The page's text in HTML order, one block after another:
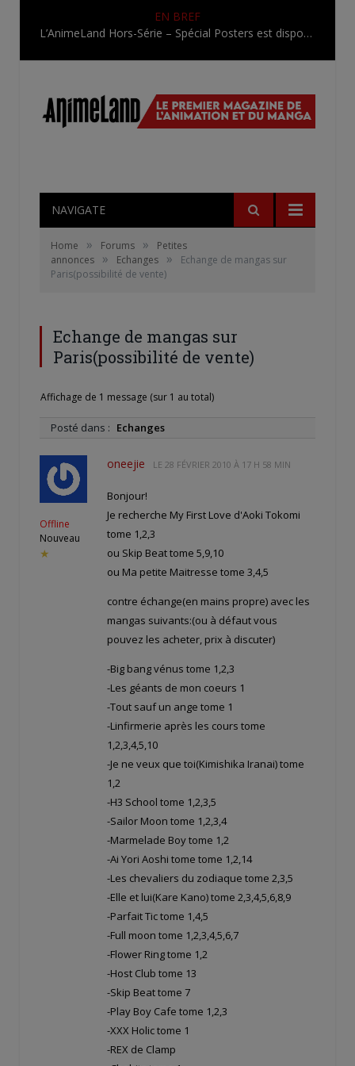
EN BREF
L’AnimeLand Hors-Série – Spécial Posters est disponible !
NAVIGATE
Home » Forums »
Petites
annonces
» Echanges »
Echange de mangas sur
Paris(possibilité de vente)
Echange de mangas sur
Paris(possibilité de vente)
Affichage de 1 message (sur 1 au total)
Posté dans : Echanges
Offline
Nouveau
★
oneejie LE 28 FÉVRIER 2010 À 17 H 58 MIN
Bonjour!
Je recherche My First Love d'Aoki Tokomi
tome 1,2,3
ou Skip Beat tome 5,9,10
ou Ma petite Maitresse tome 3,4,5
contre échange(en mains propre) avec les
mangas suivants:(ou à défaut vous
pouvez les acheter, prix à discuter)
-Big bang vénus tome 1,2,3
-Les géants de mon coeurs 1
-Tout sauf un ange tome 1
-Linfirmerie après les cours tome
1,2,3,4,5,10
-Je ne veux que toi(Kimishika Iranai) tome
1,2
-H3 School tome 1,2,3,5
-Sailor Moon tome 1,2,3,4
-Marmelade Boy tome 1,2
-Ai Yori Aoshi tome tome 1,2,14
-Les chevaliers du zodiaque tome 2,3,5
-Elle et lui(Kare Kano) tome 2,3,4,5,6,8,9
-Parfait Tic tome 1,4,5
-Full moon tome 1,2,3,4,5,6,7
-Flower Ring tome 1,2
-Host Club tome 13
-Skip Beat tome 7
-Play Boy Cafe tome 1,2,3
-XXX Holic tome 1
-REX de Clamp